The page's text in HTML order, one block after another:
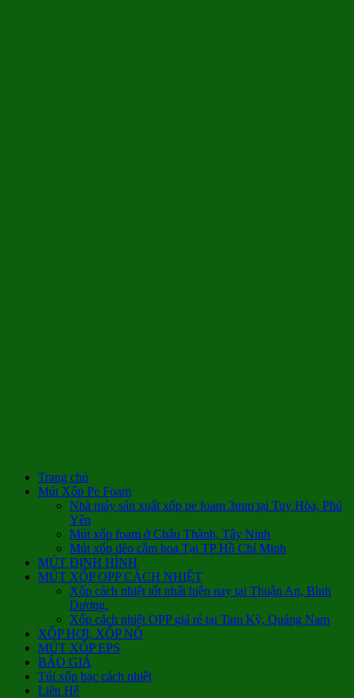
Trang chủ
Mút Xốp Pe Foam
Nhà máy sản xuất xốp pe foam 3mm tại Tuy Hòa, Phú
Yên
Mút xốp foam ở Châu Thành, Tây Ninh
Mút xốp dẻo cắm hoa Tại TP Hồ Chí Minh
MÚT ĐỊNH HÌNH
MÚT XỐP OPP CÁCH NHIỆT
Xốp cách nhiệt tốt nhất hiện nay tại Thuận An, Bình
Dương.
Xốp cách nhiệt OPP giá rẻ tại Tam Kỳ, Quảng Nam
XỐP HƠI, XỐP NỔ
MÚT XỐP EPS
BÁO GIÁ
Túi xốp bạc cách nhiệt
Liên Hệ